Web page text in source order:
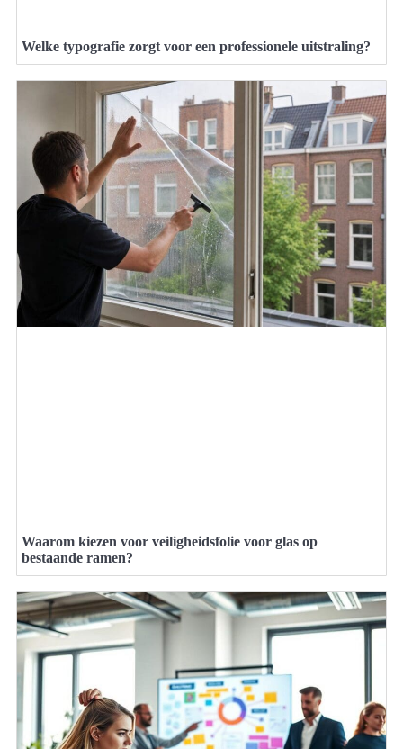
Welke typografie zorgt voor een professionele uitstraling?
Waarom kiezen voor veiligheidsfolie voor glas op
bestaande ramen?